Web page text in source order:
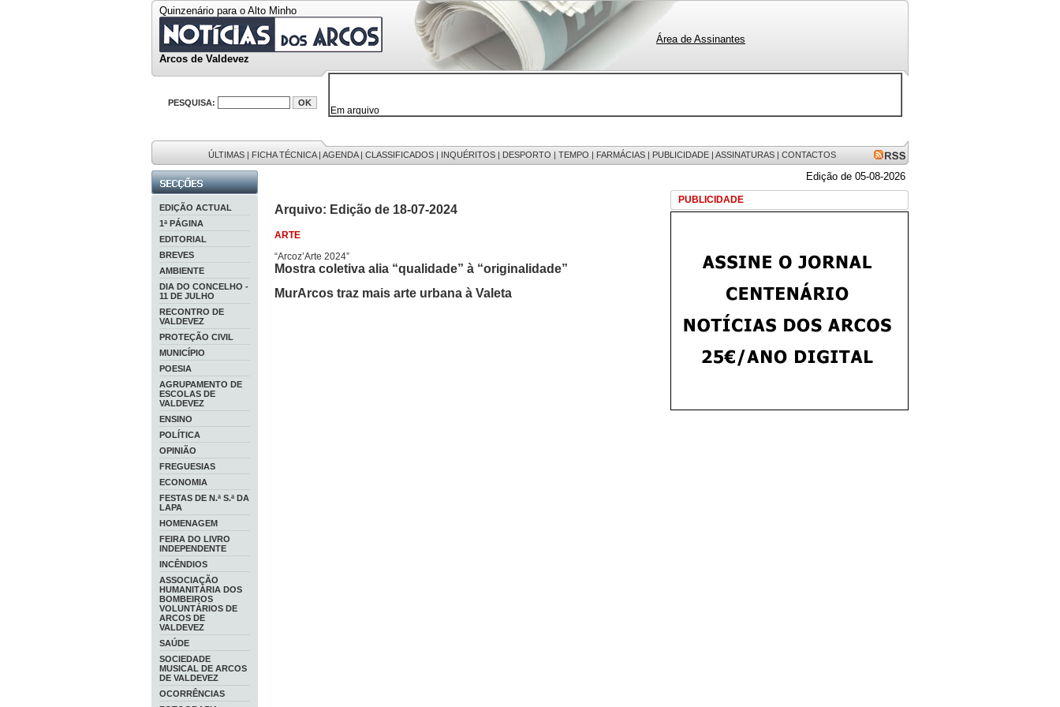
Quinzenário para o Alto Minho
Arcos de Valdevez
Área de Assinantes
PESQUISA:
Em arquivo
32646 notícias
9886 mensagens
201 registos
ÚLTIMAS | FICHA TÉCNICA| AGENDA| CLASSIFICADOS | INQUÉRITOS | DESPORTO | TEMPO | FARMÁCIAS | PUBLICIDADE | ASSINATURAS | CONTACTOS
EDIÇÃO ACTUAL
1ª PÁGINA
EDITORIAL
BREVES
AMBIENTE
DIA DO CONCELHO -
11 DE JULHO
RECONTRO DE
VALDEVEZ
PROTEÇÃO CIVIL
MUNICÍPIO
POESIA
AGRUPAMENTO DE
ESCOLAS DE
VALDEVEZ
ENSINO
POLÍTICA
OPINIÃO
FREGUESIAS
ECONOMIA
FESTAS DE N.ª S.ª DA
LAPA
HOMENAGEM
FEIRA DO LIVRO
INDEPENDENTE
INCÊNDIOS
ASSOCIAÇÃO
HUMANITÁRIA DOS
BOMBEIROS
VOLUNTÁRIOS DE
ARCOS DE
VALDEVEZ
SAÚDE
SOCIEDADE
MUSICAL DE ARCOS
DE VALDEVEZ
OCORRÊNCIAS
Edição de 05-08-2026
PUBLICIDADE
Arquivo: Edição de 18-07-2024
ARTE
“Arcoz’Arte 2024”
Mostra coletiva alia “qualidade” à “originalidade”
MurArcos traz mais arte urbana à Valeta